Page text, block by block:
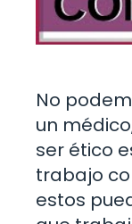
No
un
ser ético
trabajo
estos